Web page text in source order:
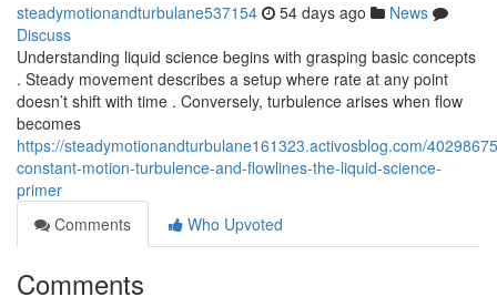
steadymotionandturbulane537154 54 days ago
News
Discuss
Understanding liquid science begins with grasping basic concepts
. Steady movement describes a setup where rate at any point
doesn’t shift with time . Conversely, turbulence arises when flow
becomes
https://steadymotionandturbulane161323.activosblog.com/
constant-motion-turbulence-and-flowlines-the-liquid-science-
primer
Comments
Who Upvoted
Comments